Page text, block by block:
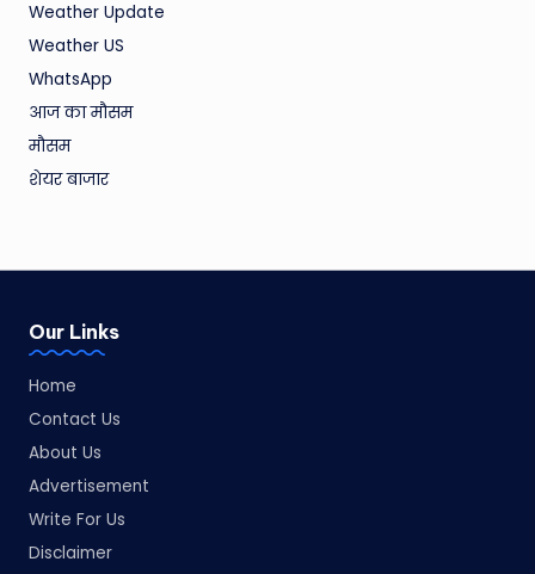
Weather Update
Weather US
WhatsApp
आज का मौसम
मौसम
शेयर बाजार
Our Links
Home
Contact Us
About Us
Advertisement
Write For Us
Disclaimer